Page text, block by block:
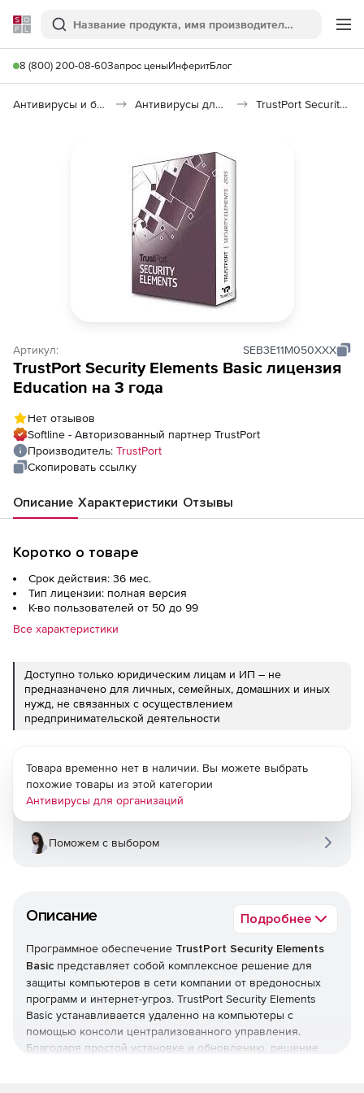
Softline
Поиск
8 (800) 200-08-60Запрос ценыИнферитБлог
Антивирусы и безопасность Антивирусы для организаций TrustPort Security Elements Basic
Артикул: SEB3E11M050XXX
TrustPort Security Elements Basic лицензия
Education на 3 года
Нет отзывов
Softline - Авторизованный партнер TrustPort
Производитель: TrustPort
Скопировать ссылку
Описание Характеристики Отзывы
Коротко о товаре
Срок действия: 36 мес.
Тип лицензии: полная версия
К-во пользователей от 50 до 99
Все характеристики
Доступно только юридическим лицам и ИП – не
предназначено для личных, семейных, домашних и иных
нужд, не связанных с осуществлением
предпринимательской деятельности
Описание Подробнее
Программное обеспечение TrustPort Security Elements
Basic представляет собой комплексное решение для
защиты компьютеров в сети компании от вредоносных
программ и интернет-угроз. TrustPort Security Elements
Basic устанавливается удаленно на компьютеры с
помощью консоли централизованного управления.
Благодаря простой установке и обновлению, решение
Товара временно нет в наличии. Вы можете выбрать
похожие товары из этой категории
Антивирусы для организаций
Поможем с выбором